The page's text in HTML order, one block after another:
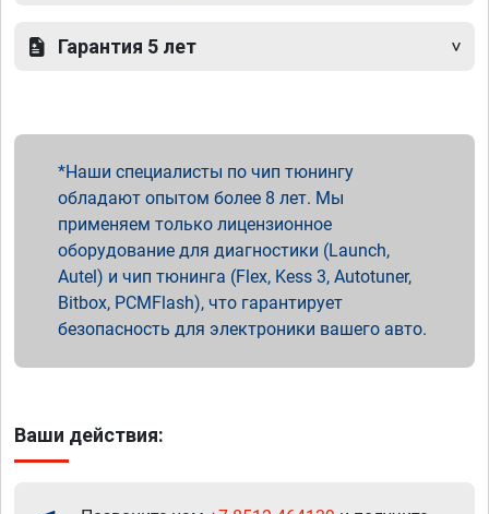
Гарантия 5 лет
Наши специалисты по чип тюнингу
обладают опытом более 8 лет. Мы
применяем только лицензионное
оборудование для диагностики (Launch,
Autel) и чип тюнинга (Flex, Kess 3, Autotuner,
Bitbox, PCMFlash), что гарантирует
безопасность для электроники вашего авто.
Ваши действия: